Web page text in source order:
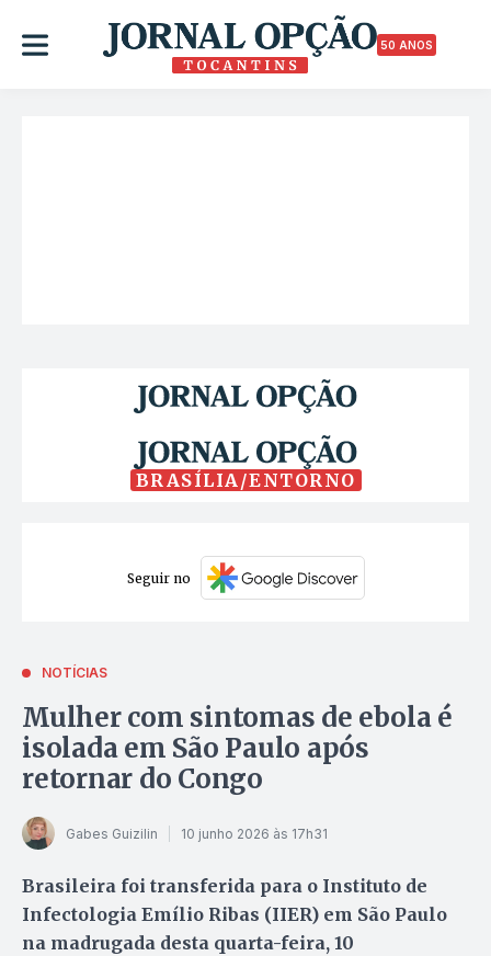
50 ANOS
BRASÍLIA/ENTORNO
Seguir no
NOTÍCIAS
Mulher com sintomas de ebola é
isolada em São Paulo após
retornar do Congo
Gabes Guizilin 10 junho 2026 às 17h31
Brasileira foi transferida para o Instituto de
Infectologia Emílio Ribas (IIER) em São Paulo
na madrugada desta quarta-feira, 10